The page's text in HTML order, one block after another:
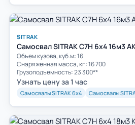
SITRAK
Самосвал SITRAK C7H 6x4 16м3
Объем кузова, куб.м: 16
Cнаряженная масса, кг: 16 700
Грузоподъемность: 23 300**
Узнать цену за 1 час
Самосвалы SITRAK 6х4 Самосвалы